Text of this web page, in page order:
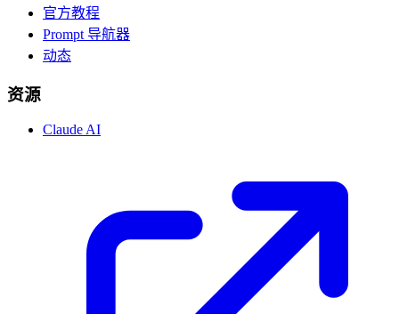
官方教程
Prompt 导航器
动态
资源
Claude AI